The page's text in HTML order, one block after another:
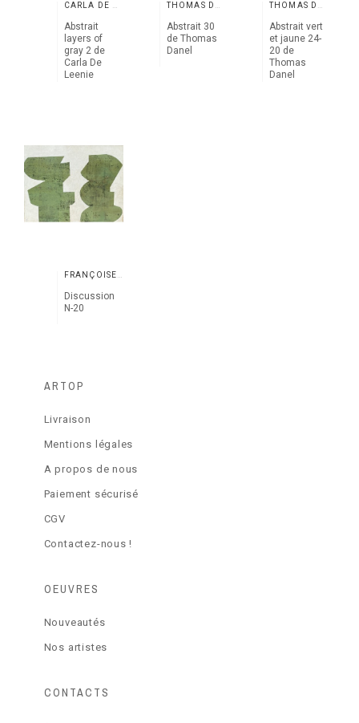
Abstrait
layers of
gray 2 de
Carla De
Leenie
Abstrait 30
de Thomas
Danel
Abstrait vert
et jaune 24-
20 de
Thomas
Danel
Discussion
N-20
ARTOP
Livraison
Mentions légales
A propos de nous
Paiement sécurisé
CGV
Contactez-nous !
OEUVRES
Nouveautés
Nos artistes
CONTACTS